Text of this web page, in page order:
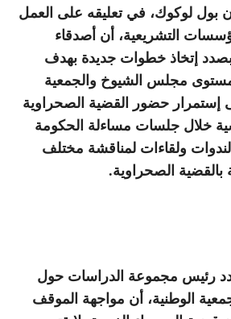
بول لوكوك، في تعليقه على العمل
التشريعية، أن أصدقاء
إتخاذ خطوات جديدة بهدف
مجلس الشيوخ والجمعية
إستمرار حضور القضية الصحراوية
خلال جلسات مساءلة الحكومة
ولقاءات لمناقشة مختلف
بالقضية الصحراوية.
رئيس مجموعة الدراسات حول
الوطنية، أن مواجهة الموقف